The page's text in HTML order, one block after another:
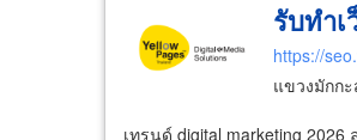
รับทำ
https://
แขวงมักก
เทรนด์ digital marketing